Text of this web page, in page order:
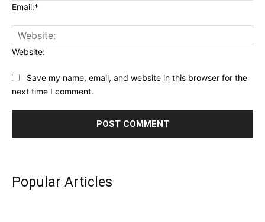
Email:*
Website:
Save my name, email, and website in this browser for the
next time I comment.
Popular Articles